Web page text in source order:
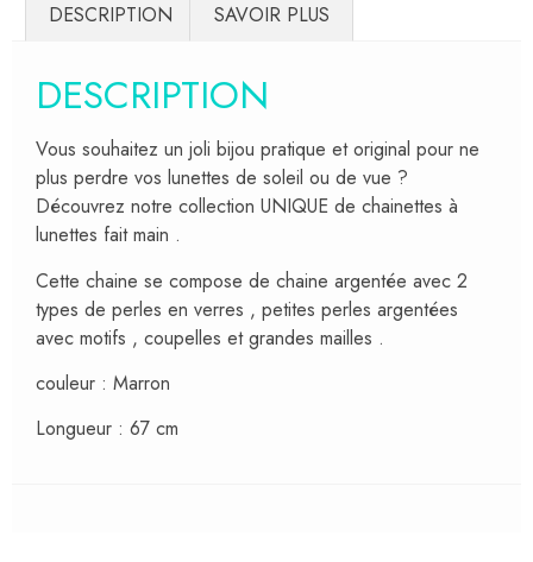
DESCRIPTION SAVOIR PLUS
DESCRIPTION
Vous souhaitez un joli bijou pratique et original pour ne
plus perdre vos lunettes de soleil ou de vue ?
Découvrez notre collection UNIQUE de chainettes à
lunettes fait main .
Cette chaine se compose de chaine argentée avec 2
types de perles en verres , petites perles argentées
avec motifs , coupelles et grandes mailles .
couleur : Marron
Longueur : 67 cm